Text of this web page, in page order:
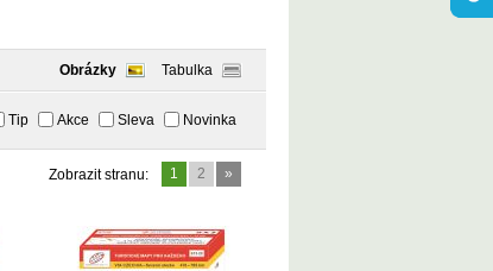
Obrázky Tabulka
Tip Akce Sleva Novinka
Zobrazit stranu: 1 2 »